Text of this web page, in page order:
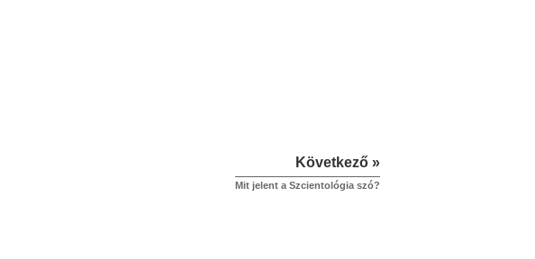
Következő »
Mit jelent a Szcientológia szó?